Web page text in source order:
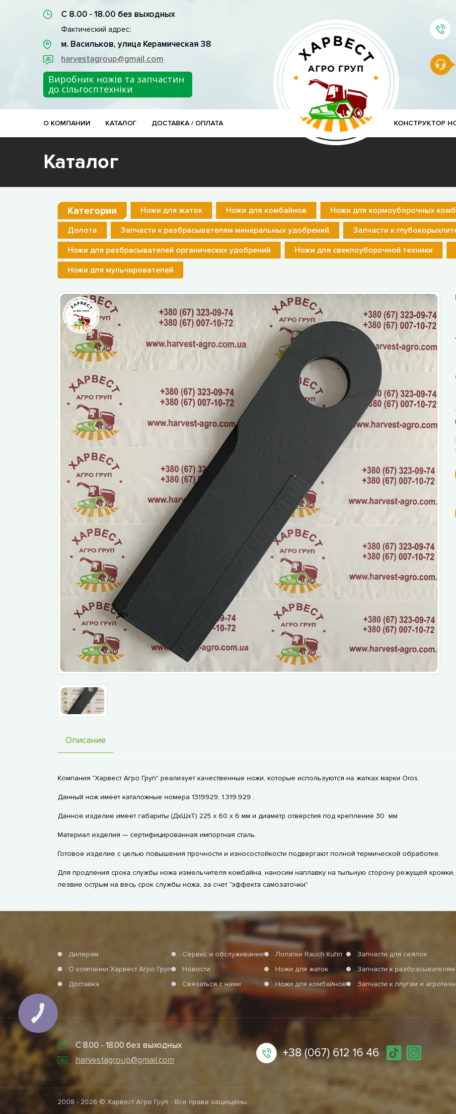
С 8.00 - 18.00 без выходных
Фактический адрес:
м. Васильков, улица Керамическая 38
harvestagroup@gmail.com
Виробник ножів та запчастин
до сільгосптехніки
О КОМПАНИИ КАТАЛОГ ДОСТАВКА / ОПЛАТА КОНСТРУКТОР
Каталог
Категории Ножи для жаток Ножи для комбайнов Ножи для кормоуборочных
Долота
Запчасти к разбрасывателям минеральных удобрений
Запчасти к
Ножи для разбрасывателей органических удобрений
Ножи для свеклоуборочной техники
Ножи для мульчирователей
Описание
Компания "Харвест Агро Груп" реализует качественные ножи, которые используются на жатках марки Oros.
Данный нож имеет каталожные номера 1319929, 1.319.929 .
Данное изделие имеет габариты (ДхШхТ) 225 х 60 х 6 мм и диаметр отверстия под крепление 30 мм
Материал изделия — сертифицированная импортная сталь.
Готовое изделие с целью повышения прочности и износостойкости подвергают полной термической обработке.
Для продления срока службы ножа измельчителя комбайна, наносим наплавку на тыльную сторону режущей
лезвие острым на весь срок службы ножа, за счет "эффекта самозаточки"
Дилерам
О компании Харвест Агро Груп
Доставка
Сервис и обслуживание
Новости
Связаться с нами
Лопатки Rauch Kuhn
Ножи для жаток
Ножи для комбайнов
Запчасти для сеялок
Запчасти к
Запчасти к плугам и
С 8.00 - 18.00 без выходных
harvestagroup@gmail.com
+38 (067) 612 16 46
2008 - 2026 © Харвест Агро Груп - Все права защищены.